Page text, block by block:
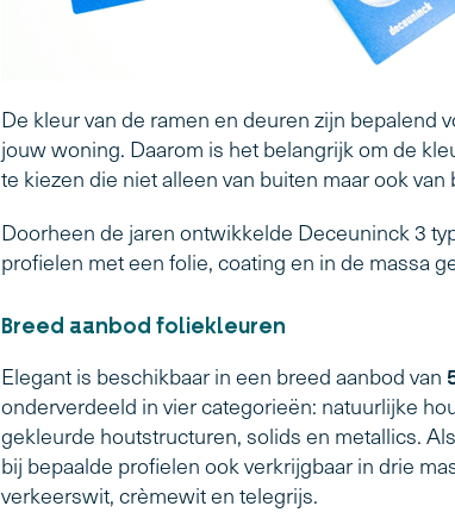
De kleur van de ramen en deuren zijn bepalend
jouw woning. Daarom is het belangrijk om de
te kiezen die niet alleen van buiten maar ook
Doorheen de jaren ontwikkelde Deceuninck 3
profielen met een folie, coating en in de massa
Breed aanbod foliekleuren
Elegant is beschikbaar in een breed aanbod van
onderverdeeld in vier categorieën: natuurlijke
gekleurde houtstructuren, solids en metallics.
bij bepaalde profielen ook verkrijgbaar in drie
verkeerswit, crèmewit en telegrijs.